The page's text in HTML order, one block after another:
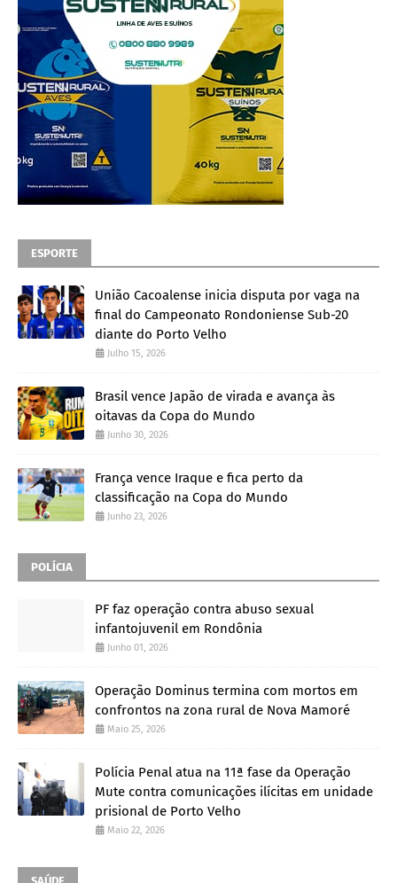
ESPORTE
União Cacoalense inicia disputa por vaga na
final do Campeonato Rondoniense Sub-20
diante do Porto Velho
Julho 15, 2026
Brasil vence Japão de virada e avança às
oitavas da Copa do Mundo
Junho 30, 2026
França vence Iraque e fica perto da
classificação na Copa do Mundo
Junho 23, 2026
POLÍCIA
PF faz operação contra abuso sexual
infantojuvenil em Rondônia
Junho 01, 2026
Operação Dominus termina com mortos em
confrontos na zona rural de Nova Mamoré
Maio 25, 2026
Polícia Penal atua na 11ª fase da Operação
Mute contra comunicações ilícitas em unidade
prisional de Porto Velho
Maio 22, 2026